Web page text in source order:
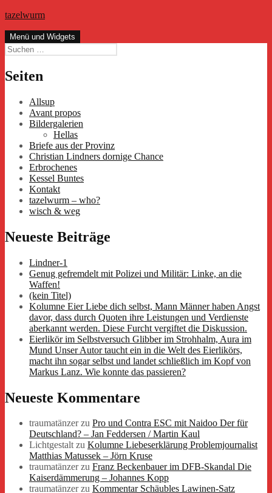
Zum
springen
tazelwurm
Menü und Widgets
Suchen
nach:
Seiten
Allsup
Avant propos
Bildergalerien
Hellas
Briefe aus der Provinz
Christian Lindners dornige Chance
Erbrochenes
Kessel Buntes
Kontakt
tazelwurm – who?
wisch & weg
Neueste Beiträge
Lindner-1
Genug gefremdelt mit Polizei und Militär: Linke, an die
Waffen!
(kein Titel)
Kolumne Eier Liebe dich selbst, Mann Männer haben Angst
davor, dass durch Quoten ihre Leistungen und Verdienste
aberkannt werden. Diese Furcht vergiftet die Diskussion.
Eierlikör im Selbstversuch Glibber im Strohhalm, Aura im
Mund Unser Autor taucht ein in die Welt des Eierlikörs,
macht ihn sogar selbst und landet schließlich im Kopf von
Markus Lanz. Wie konnte das passieren?
Neueste Kommentare
traumatänzerzu Pro und Contra ESC mit Naidoo Der für
Deutschland? – Jan Feddersen / Martin Kaul
Lichtgestaltzu Kolumne Liebeserklärung Problemjournalist
Matthias Matussek – Jörn Kruse
traumatänzerzu Franz Beckenbauer im DFB-Skandal Die
Kaiserdämmerung – Johannes Kopp
traumatänzerzu Kommentar Schäubles Lawinen-Satz